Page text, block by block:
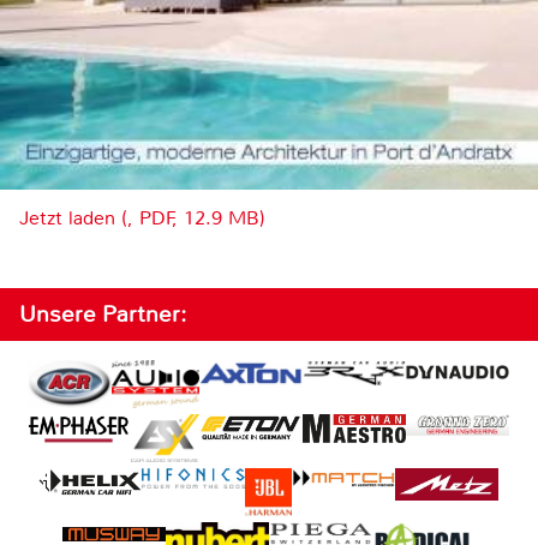
Jetzt laden (, PDF, 12.9 MB)
Unsere Partner: